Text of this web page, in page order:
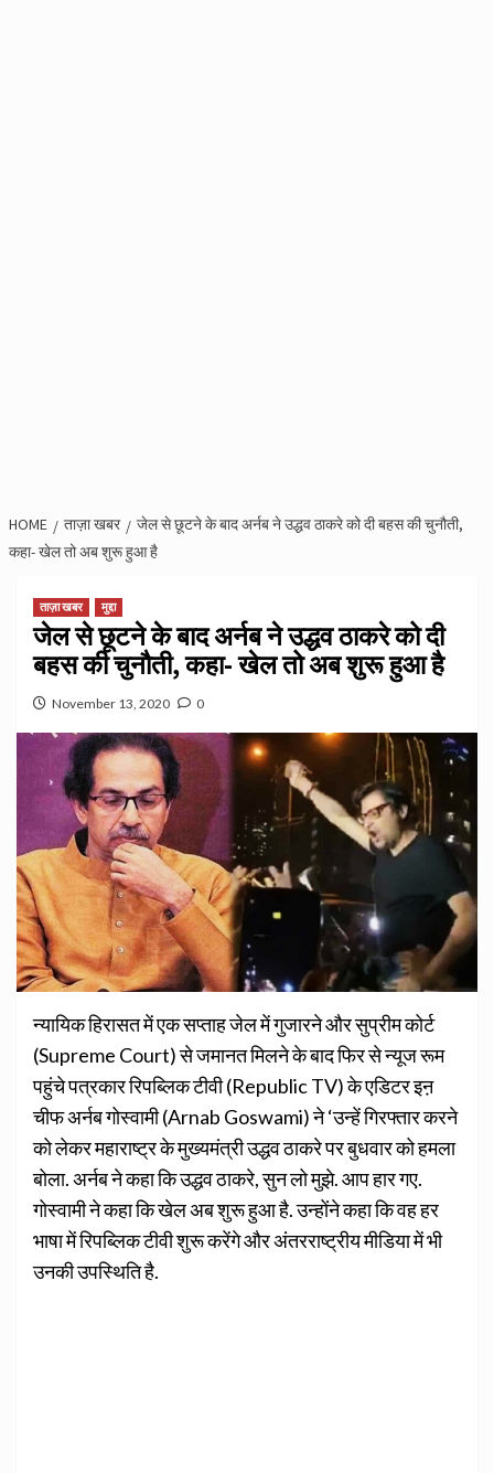
HOME ताज़ा खबर
जेल से छूटने के बाद अर्नब ने उद्धव ठाकरे को दी बहस की चुनौती,
कहा- खेल तो अब शुरू हुआ है
ताज़ा खबर मुद्दा
जेल से छूटने के बाद अर्नब ने उद्धव ठाकरे को दी
बहस की चुनौती, कहा- खेल तो अब शुरू हुआ है
November 13, 2020 0
न्यायिक हिरासत में एक सप्ताह जेल में गुजारने और सुप्रीम कोर्ट
(Supreme Court) से जमानत मिलने के बाद फिर से न्यूज रूम
पहुंचे पत्रकार रिपब्लिक टीवी (Republic TV) के एडिटर इऩ
चीफ अर्नब गोस्वामी (Arnab Goswami) ने ‘उन्हें गिरफ्तार करने
को लेकर महाराष्ट्र के मुख्यमंत्री उद्धव ठाकरे पर बुधवार को हमला
बोला. अर्नब ने कहा कि उद्धव ठाकरे, सुन लो मुझे. आप हार गए.
गोस्वामी ने कहा कि खेल अब शुरू हुआ है. उन्होंने कहा कि वह हर
भाषा में रिपब्लिक टीवी शुरू करेंगे और अंतरराष्ट्रीय मीडिया में भी
उनकी उपस्थिति है.